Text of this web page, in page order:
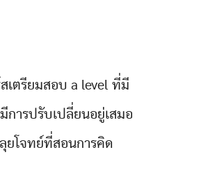
สเตรียมสอบ a level ที่มี
การปรับเปลี่ยนอยู่เสมอ
ยโจทย์ที่สอนการคิด